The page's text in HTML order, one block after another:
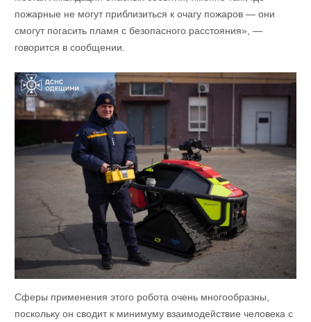
пожарные не могут приблизиться к очагу пожаров — они
смогут погасить пламя с безопасного расстояния», —
говорится в сообщении.
Сферы применения этого робота очень многообразны,
поскольку он сводит к минимуму взаимодействие человека с